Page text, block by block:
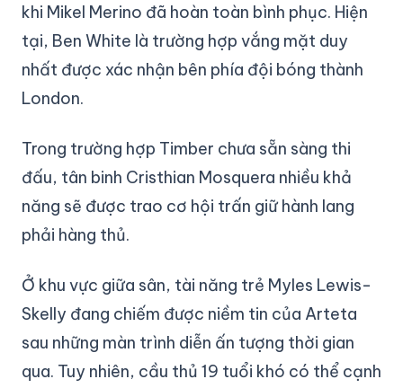
khi Mikel Merino đã hoàn toàn bình phục. Hiện
tại, Ben White là trường hợp vắng mặt duy
nhất được xác nhận bên phía đội bóng thành
London.
Trong trường hợp Timber chưa sẵn sàng thi
đấu, tân binh Cristhian Mosquera nhiều khả
năng sẽ được trao cơ hội trấn giữ hành lang
phải hàng thủ.
Ở khu vực giữa sân, tài năng trẻ Myles Lewis-
Skelly đang chiếm được niềm tin của Arteta
sau những màn trình diễn ấn tượng thời gian
qua. Tuy nhiên, cầu thủ 19 tuổi khó có thể cạnh